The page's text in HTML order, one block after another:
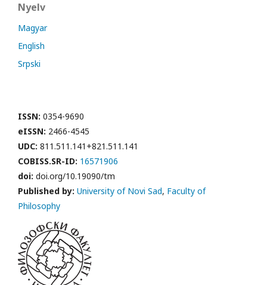
Nyelv
Magyar
English
Srpski
ISSN: 0354-9690
eISSN: 2466-4545
UDC: 811.511.141+821.511.141
COBISS.SR-ID: 16571906
doi: doi.org/10.19090/tm
Published by: University of Novi Sad, Faculty of
Philosophy